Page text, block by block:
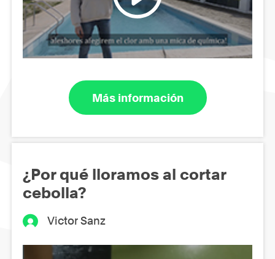
Más información
¿Por qué lloramos al cortar
cebolla?
Victor Sanz